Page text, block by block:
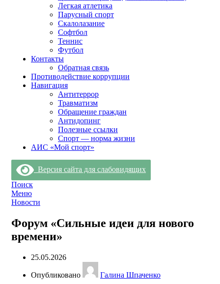
Легкая атлетика
Парусный спорт
Скалолазание
Софтбол
Теннис
Футбол
Контакты
Обратная связь
Противодействие коррупции
Навигация
Антитеррор
Травматизм
Обращение граждан
Антидопинг
Полезные ссылки
Спорт — норма жизни
АИС «Мой спорт»
Версия сайта для слабовидящих
Поиск
Меню
Новости
Форум «Сильные идеи для нового
времени»
25.05.2026
Опубликовано Галина Шпаченко